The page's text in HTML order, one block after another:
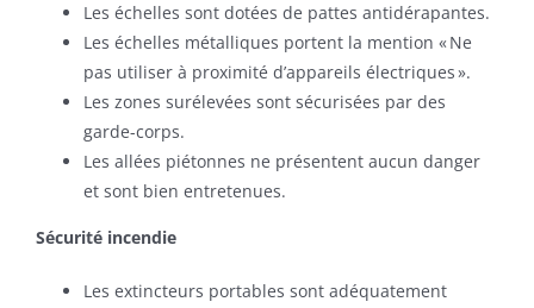
Les échelles sont dotées de pattes antidérapantes.
Les échelles métalliques portent la mention « Ne
pas utiliser à proximité d’appareils électriques ».
Les zones surélevées sont sécurisées par des
garde-corps.
Les allées piétonnes ne présentent aucun danger
et sont bien entretenues.
Sécurité incendie
Les extincteurs portables sont adéquatement